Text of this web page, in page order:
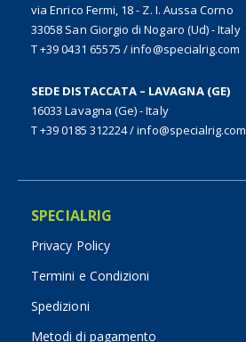
via Enrico Fermi, 18 - Z. I. Aussa Corno
33058 San Giorgio di Nogaro (Ud) - Italy
T +39 0431 65575 /info@specialrig.com
SEDE DISTACCATA – LAVAGNA (GE)
16033 Lavagna (Ge) - Italy
T +39 0185 312224/info@specialrig.com
SPECIALRIG
Privacy Policy
Termini e Condizioni
Spedizioni
Metodi di pagamento